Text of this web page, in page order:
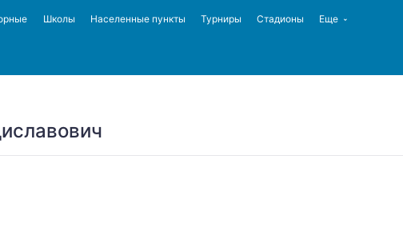
Школы Населенные пункты Турниры Стадионы Еще